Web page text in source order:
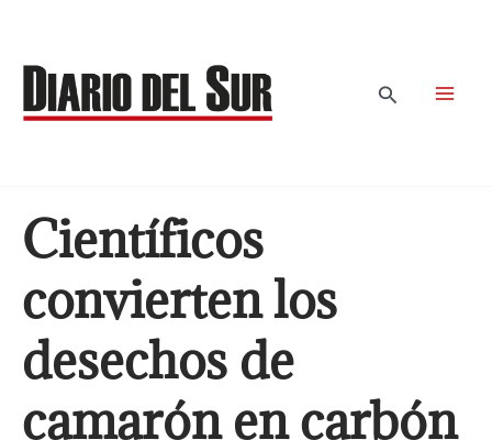
contenido
Buscar
Científicos
convierten los
desechos de
camarón en carbón